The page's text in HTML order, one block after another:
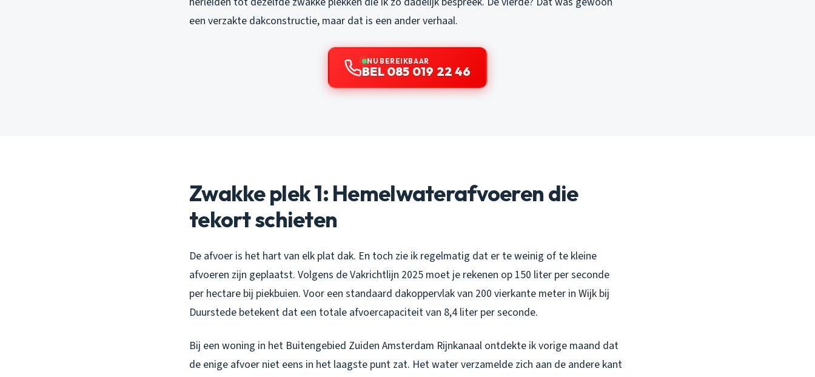
een verzakte dakconstructie, maar dat is een ander verhaal.
NU BEREIKBAAR
BEL 085 019 22 46
Zwakke plek 1: Hemelwaterafvoeren die
tekort schieten
De afvoer is het hart van elk plat dak. En toch zie ik regelmatig dat er te weinig of te kleine
afvoeren zijn geplaatst. Volgens de Vakrichtlijn 2025 moet je rekenen op 150 liter per seconde
per hectare bij piekbuien. Voor een standaard dakoppervlak van 200 vierkante meter in Wijk bij
Duurstede betekent dat een totale afvoercapaciteit van 8,4 liter per seconde.
Bij een woning in het Buitengebied Zuiden Amsterdam Rijnkanaal ontdekte ik vorige maand dat
de enige afvoer niet eens in het laagste punt zat. Het water verzamelde zich aan de andere kant